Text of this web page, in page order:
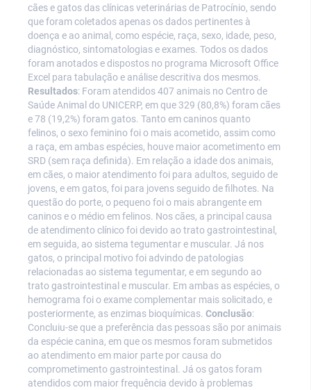
cães e gatos das clínicas veterinárias de Patrocínio, sendo
que foram coletados apenas os dados pertinentes à
doença e ao animal, como espécie, raça, sexo, idade, peso,
diagnóstico, sintomatologias e exames. Todos os dados
foram anotados e dispostos no programa Microsoft Office
Excel para tabulação e análise descritiva dos mesmos.
Resultados: Foram atendidos 407 animais no Centro de
Saúde Animal do UNICERP, em que 329 (80,8%) foram cães
e 78 (19,2%) foram gatos. Tanto em caninos quanto
felinos, o sexo feminino foi o mais acometido, assim como
a raça, em ambas espécies, houve maior acometimento em
SRD (sem raça definida). Em relação a idade dos animais,
em cães, o maior atendimento foi para adultos, seguido de
jovens, e em gatos, foi para jovens seguido de filhotes. Na
questão do porte, o pequeno foi o mais abrangente em
caninos e o médio em felinos. Nos cães, a principal causa
de atendimento clínico foi devido ao trato gastrointestinal,
em seguida, ao sistema tegumentar e muscular. Já nos
gatos, o principal motivo foi advindo de patologias
relacionadas ao sistema tegumentar, e em segundo ao
trato gastrointestinal e muscular. Em ambas as espécies, o
hemograma foi o exame complementar mais solicitado, e
posteriormente, as enzimas bioquímicas. Conclusão:
Concluiu-se que a preferência das pessoas são por animais
da espécie canina, em que os mesmos foram submetidos
ao atendimento em maior parte por causa do
comprometimento gastrointestinal. Já os gatos foram
atendidos com maior frequência devido à problemas